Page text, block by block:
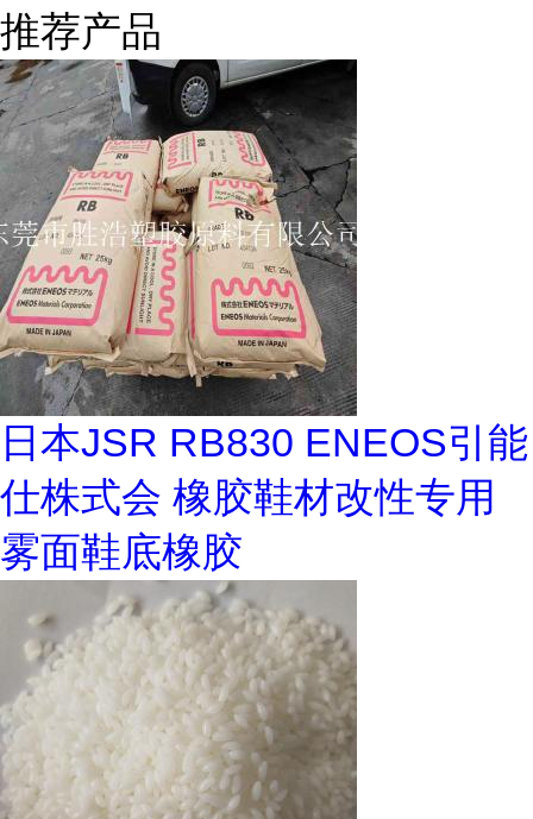
推荐产品
日本JSR RB830 ENEOS引能
仕株式会 橡胶鞋材改性专用
雾面鞋底橡胶